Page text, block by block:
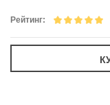
Рейтинг: